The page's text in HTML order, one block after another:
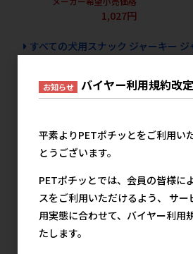
1,027円
すべての犬用スナック ジャーキー
ルークランの人気商品
お知らせ バイヤー利用規約改
平素よりPETポチッとをご利用い
とうございます。
PETポチッとでは、会員の皆様に
スをご利用いただけるよう、 サ
用実態に合わせて、バイヤー利用
たします。